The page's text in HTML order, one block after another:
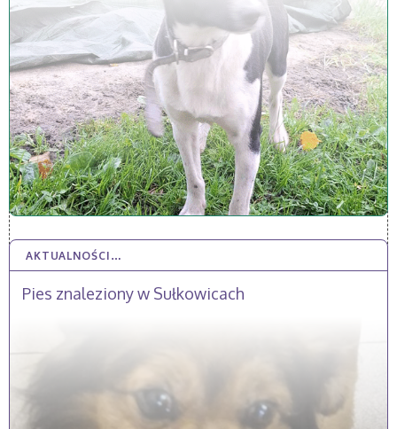
AKTUALNOŚCI…
Pies znaleziony w Sułkowicach
20 PAŹ 2025